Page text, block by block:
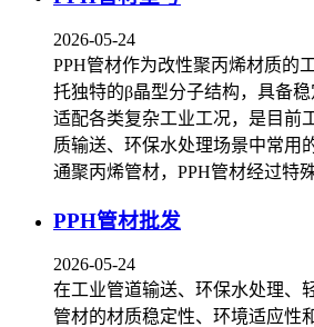
2026-05-24
PPH管材作为改性聚丙烯材质的
托独特的β晶型分子结构，具备稳
适配各类复杂工业工况，是目前
质输送、环保水处理场景中常用
通聚丙烯管材，PPH管材经过特
PPH管材批发
2026-05-24
在工业管道输送、环保水处理、
管材的材质稳定性、环境适应性